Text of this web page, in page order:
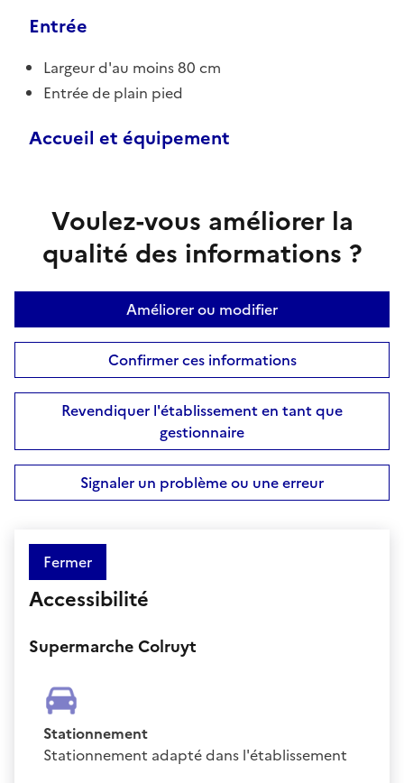
Entrée
Largeur d'au moins 80 cm
Entrée de plain pied
Accueil et équipement
Voulez-vous améliorer la
qualité des informations ?
Améliorer ou modifier
Confirmer ces informations
Revendiquer l'établissement en tant que
gestionnaire
Signaler un problème ou une erreur
Fermer
Accessibilité
Supermarche Colruyt
Stationnement
Stationnement adapté dans l'établissement